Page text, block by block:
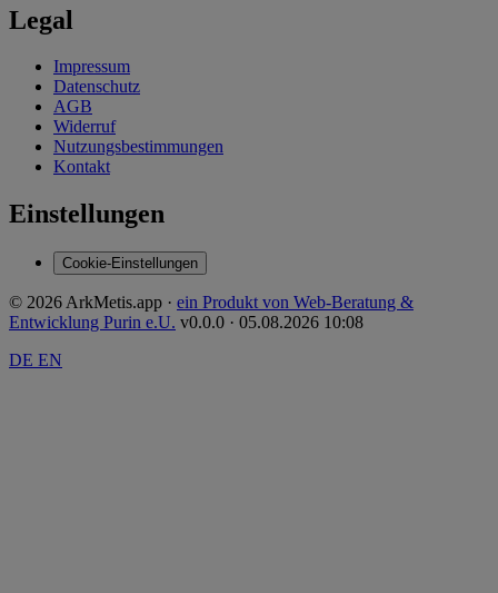
Legal
Impressum
Datenschutz
AGB
Widerruf
Nutzungsbestimmungen
Kontakt
Einstellungen
Cookie-Einstellungen
© 2026 ArkMetis.app · ein Produkt von Web-Beratung &
Entwicklung Purin e.U. v0.0.0 · 05.08.2026 10:08
DE EN